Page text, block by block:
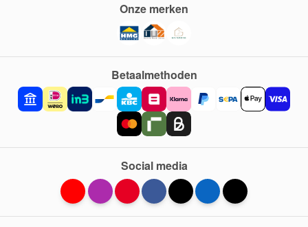
Betaalmethoden
Onze merken
Social media